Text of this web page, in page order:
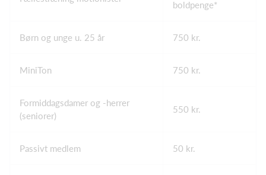
boldpenge*
Børn og unge u. 25 år 750 kr.
MiniTon 750 kr.
Formiddagsdamer og -herrer
(seniorer)
550 kr.
Passivt medlem 50 kr.